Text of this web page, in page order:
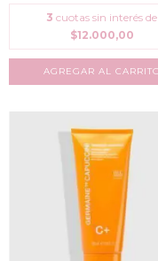
3 cuotas sin interés de
$12.000,00